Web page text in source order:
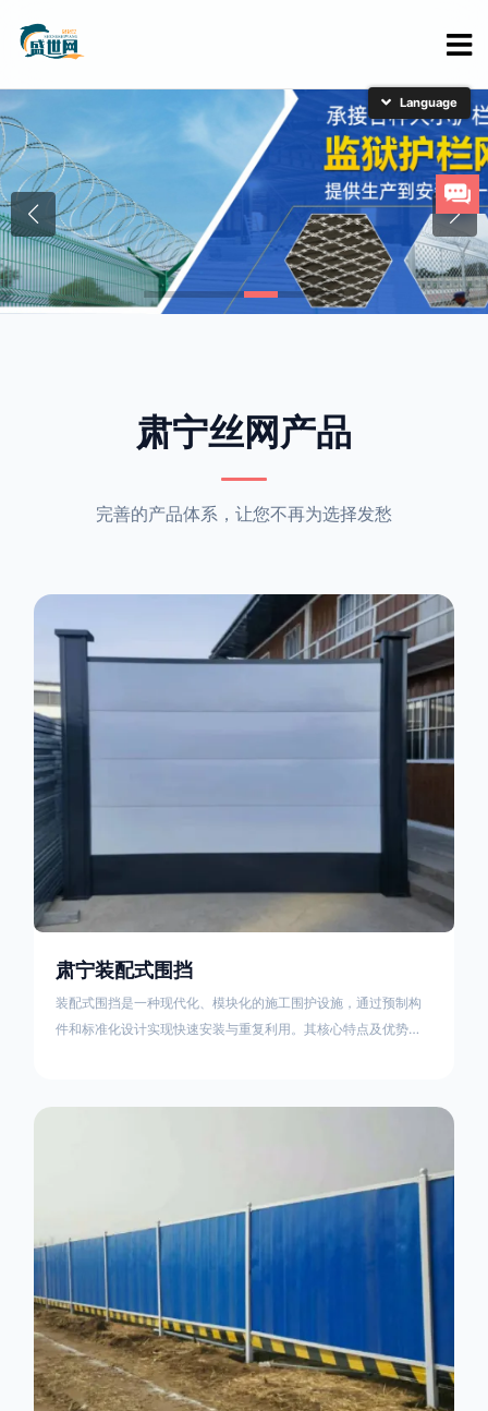
肃宁丝网产品
完善的产品体系，让您不再为选择发愁
肃宁装配式围挡
装配式围挡是一种现代化、模块化的施工围护设施，通过预制构
件和标准化设计实现快速安装与重复利用。其核心特点及优势如
撑、横撑加强筋等部件增强整体稳定性立柱规格：通常为
简体中文
English
日本語
한국어